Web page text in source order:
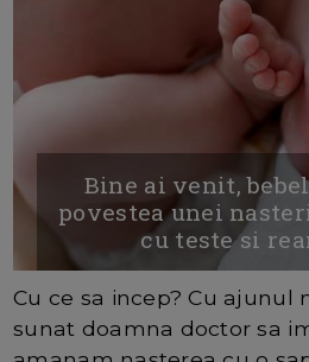
Bine ai venit,
povestea unei
cu teste si
Cu ce sa incep? Cu ajunul
sunat doamna doctor sa